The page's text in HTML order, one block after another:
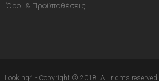
Όροι & Προϋποθέσεις
Looking4 - Copyright © 2018. All rights reserved.